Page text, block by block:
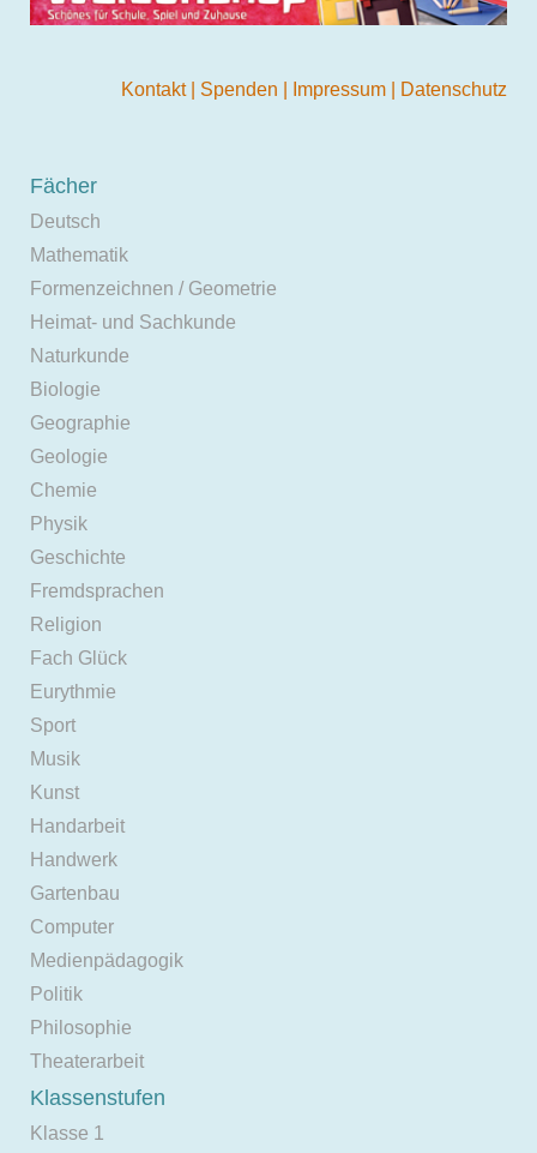
Kontakt Spenden Impressum Datenschutz
Fächer
Deutsch
Mathematik
Formenzeichnen / Geometrie
Heimat- und Sachkunde
Naturkunde
Biologie
Geographie
Geologie
Chemie
Physik
Geschichte
Fremdsprachen
Religion
Fach Glück
Eurythmie
Sport
Musik
Kunst
Handarbeit
Handwerk
Gartenbau
Computer
Medienpädagogik
Politik
Philosophie
Theaterarbeit
Klassenstufen
Klasse 1